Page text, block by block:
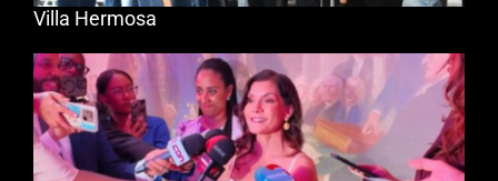
Villa Hermosa